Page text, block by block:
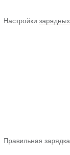
Настройки
Правильная